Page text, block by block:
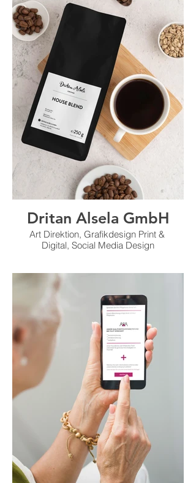
Dritan Alsela GmbH
Art Direktion, Grafikdesign Print &
Digital, Social Media Design